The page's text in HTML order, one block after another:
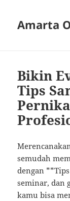
Amarta
Bikin
Tips
semudah
dengan
seminar, dan
kamu bisa